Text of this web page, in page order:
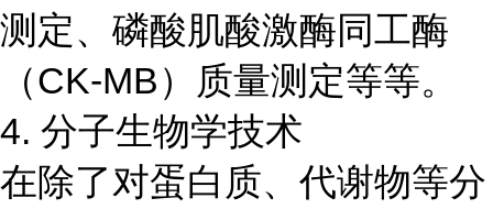
测定、磷酸肌酸激酶同工酶
（CK-MB）质量测定等等。
4. 分子生物学技术
在除了对蛋白质、代谢物等分